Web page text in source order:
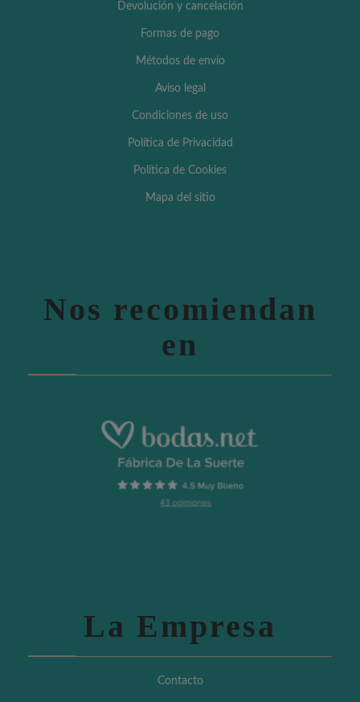
Devolución y cancelación
Formas de pago
Métodos de envío
Aviso legal
Condiciones de uso
Política de Privacidad
Política de Cookies
Mapa del sitio
Nos recomiendan
en
La Empresa
Contacto